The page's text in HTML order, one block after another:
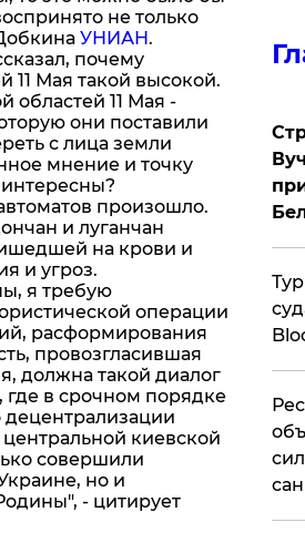
не только
УНИАН.
почему
11 Мая такой высокой.
областей 11 Мая -
они поставили
с лица земли
мнение и точку
произошло.
и луганчан
на крови и
и угроз.
я требую
операции
расформирования
провозгласившая
должна такой диалог
где в срочном порядке
центральной киевской
совершили
но и
- цитирует